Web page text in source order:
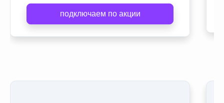
подключаем по акции